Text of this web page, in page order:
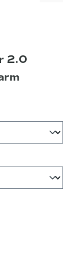
2.0